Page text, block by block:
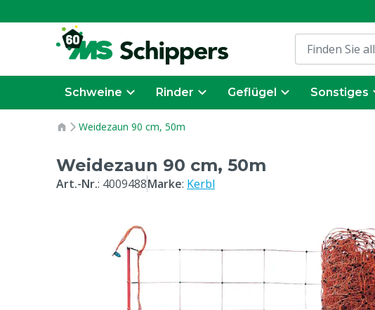
Schweine Rinder Geflügel Sonstiges
Weidezaun 90 cm, 50m
Weidezaun 90 cm, 50m
Art.-Nr.: 4009488Marke: Kerbl